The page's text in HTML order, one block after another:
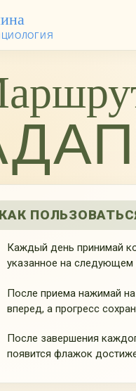
КАК
Каждый день принимай
указанное на следующем
После приема нажимай
вперед, а прогресс
После завершения
появится флажок